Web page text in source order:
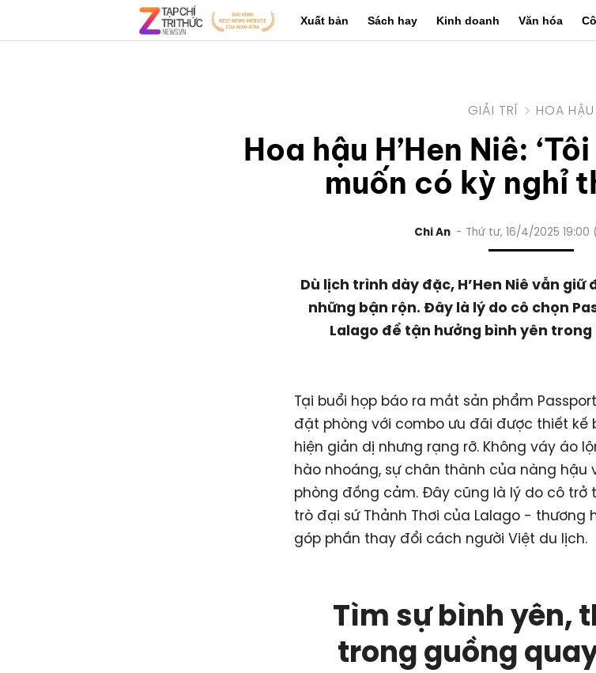
Xuất bản Sách hay Kinh doanh Văn hóa
GIẢI TRÍ HOA HẬU
Hoa hậu H’Hen Niê:
muốn có kỳ nghỉ
Chi An Thứ tư, 16/4/2025 19:00
Dù lịch trình dày đặc, H’Hen Niê vẫn
những bận rộn. Đây là lý do cô chọn
Lalago để tận hưởng bình yên
Tại buổi họp báo ra mắt sản phẩm
đặt phòng với combo ưu đãi được thiết kế
hiện giản dị nhưng rạng rỡ. Không váy áo
hào nhoáng, sự chân thành của nàng hậu
phòng đồng cảm. Đây cũng là lý do cô trở
trò đại sứ Thảnh Thơi của Lalago - thương
góp phần thay đổi cách người Việt du lịch.
Tìm sự bình yên,
trong guồng